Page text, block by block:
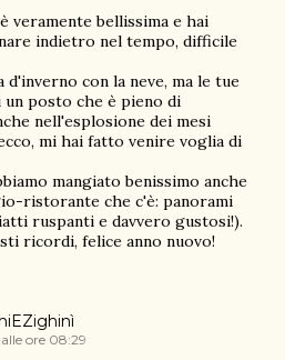
veramente bellissima e hai
indietro nel tempo, difficile
d'inverno con la neve, ma le tue
posto che è pieno di
nell'esplosione dei mesi
mi hai fatto venire voglia di
mangiato benissimo anche
ristorante che c'è: panorami
ruspanti e davvero gustosi!).
ricordi, felice anno nuovo!
ore 08:29